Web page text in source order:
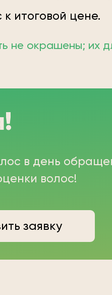
итоговой цене.
не окрашены; их
в день
волос!
заявку